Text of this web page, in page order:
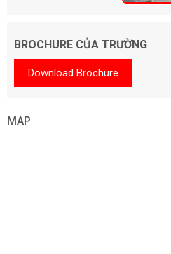
BROCHURE CỦA TRƯỜNG
Download Brochure
MAP